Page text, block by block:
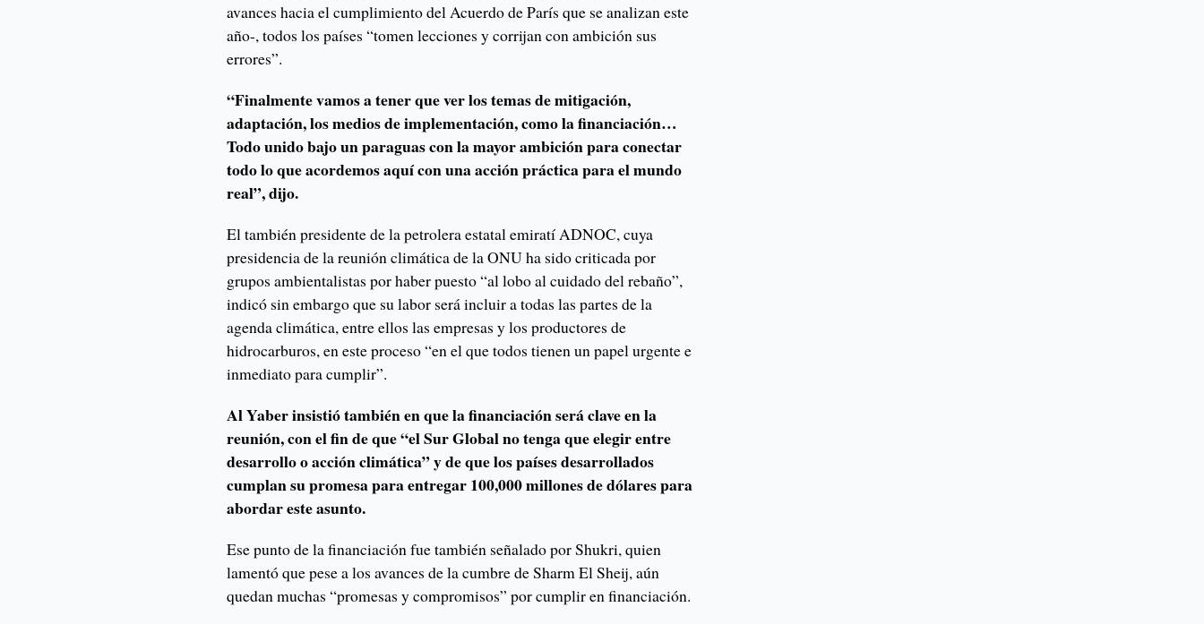
avances hacia el cumplimiento del Acuerdo de París que se analizan este
año-, todos los países “tomen lecciones y corrijan con ambición sus
errores”.
“Finalmente vamos a tener que ver los temas de mitigación,
adaptación, los medios de implementación, como la financiación…
Todo unido bajo un paraguas con la mayor ambición para conectar
todo lo que acordemos aquí con una acción práctica para el mundo
real”, dijo.
El también presidente de la petrolera estatal emiratí ADNOC, cuya
presidencia de la reunión climática de la ONU ha sido criticada por
grupos ambientalistas por haber puesto “al lobo al cuidado del rebaño”,
indicó sin embargo que su labor será incluir a todas las partes de la
agenda climática, entre ellos las empresas y los productores de
hidrocarburos, en este proceso “en el que todos tienen un papel urgente e
inmediato para cumplir”.
Al Yaber insistió también en que la financiación será clave en la
reunión, con el fin de que “el Sur Global no tenga que elegir entre
desarrollo o acción climática” y de que los países desarrollados
cumplan su promesa para entregar 100,000 millones de dólares para
abordar este asunto.
Ese punto de la financiación fue también señalado por Shukri, quien
lamentó que pese a los avances de la cumbre de Sharm El Sheij, aún
quedan muchas “promesas y compromisos” por cumplir en financiación.